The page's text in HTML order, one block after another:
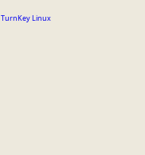
TurnKey Linux